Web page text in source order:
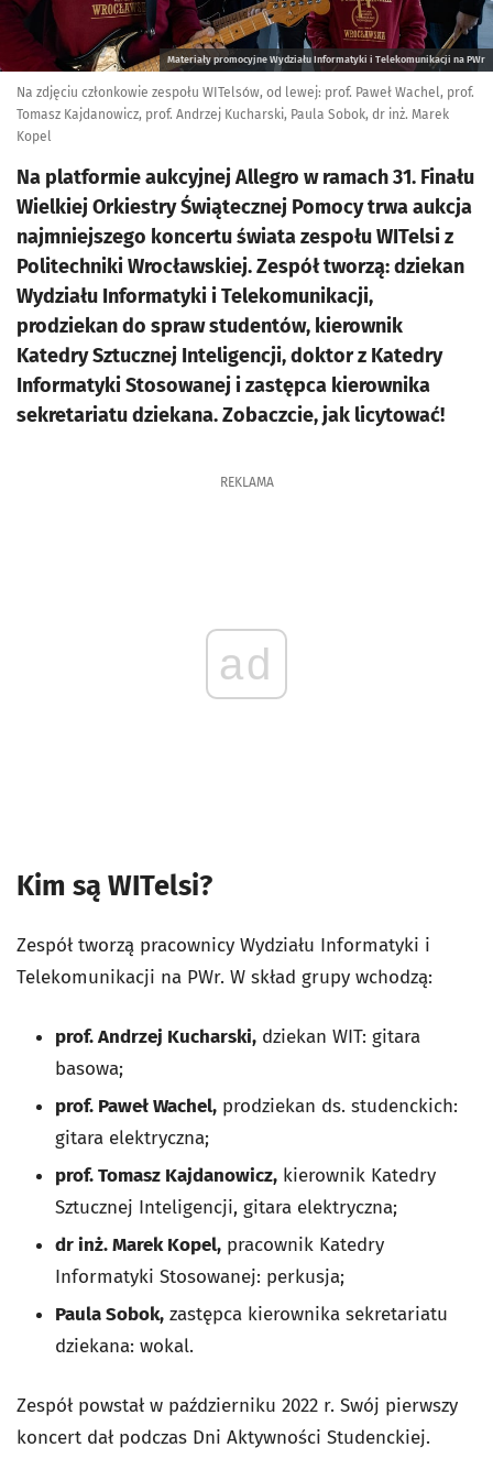
Materiały promocyjne Wydziału Informatyki i Telekomunikacji na PWr
Na zdjęciu członkowie zespołu WITelsów, od lewej: prof. Paweł Wachel, prof.
Tomasz Kajdanowicz, prof. Andrzej Kucharski, Paula Sobok, dr inż. Marek
Kopel
Na platformie aukcyjnej Allegro w ramach 31. Finału
Wielkiej Orkiestry Świątecznej Pomocy trwa aukcja
najmniejszego koncertu świata zespołu WITelsi z
Politechniki Wrocławskiej. Zespół tworzą: dziekan
Wydziału Informatyki i Telekomunikacji,
prodziekan do spraw studentów, kierownik
Katedry Sztucznej Inteligencji, doktor z Katedry
Informatyki Stosowanej i zastępca kierownika
sekretariatu dziekana. Zobaczcie, jak licytować!
REKLAMA
ad
Kim są WITelsi?
Zespół tworzą pracownicy Wydziału Informatyki i
Telekomunikacji na PWr. W skład grupy wchodzą:
prof. Andrzej Kucharski, dziekan WIT: gitara
basowa;
prof. Paweł Wachel, prodziekan ds. studenckich:
gitara elektryczna;
prof. Tomasz Kajdanowicz, kierownik Katedry
Sztucznej Inteligencji, gitara elektryczna;
dr inż. Marek Kopel, pracownik Katedry
Informatyki Stosowanej: perkusja;
Paula Sobok, zastępca kierownika sekretariatu
dziekana: wokal.
Zespół powstał w październiku 2022 r. Swój pierwszy
koncert dał podczas Dni Aktywności Studenckiej.